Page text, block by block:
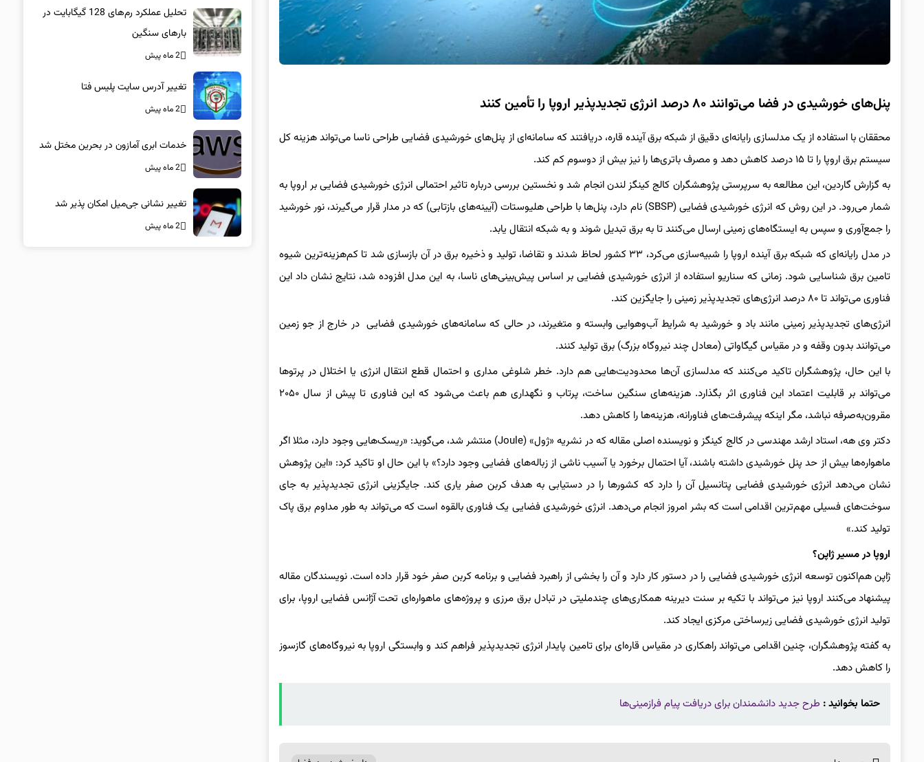
پنل‌های خورشیدی در فضا می‌توانند ۸۰ درصد انرژی تجدیدپذیر اروپا را تأمین کنند
محققان با استفاده از یک مدلسازی رایانه‌ای دقیق از شبکه برق آینده قاره، دریافتند که سامانه‌ای از پنل‌های خورشیدی فضایی طراحی‌ ناسا می‌تواند هزینه کل
سیستم برق اروپا را تا ۱۵ درصد کاهش دهد و مصرف باتری‌ها را نیز بیش از دوسوم کم کند.
‌به‌ گزارش گاردین، این مطالعه به سرپرستی پژوهشگران کالج کینگز لندن انجام شد و نخستین بررسی درباره تاثیر احتمالی انرژی خورشیدی فضایی بر اروپا به
شمار می‌رود. در این روش که انرژی خورشیدی فضایی (SBSP) نام دارد، پنل‌ها با طراحی هلیوستات (آیینه‌های بازتابی) که در مدار قرار می‌گیرند، نور خورشید
را جمع‌آوری و سپس به ایستگاه‌های زمینی ارسال می‌کنند تا به برق تبدیل شوند و به شبکه انتقال یابد.
در مدل رایانه‌ای که شبکه برق آینده اروپا را شبیه‌سازی می‌کرد، ۳۳ کشور لحاظ شدند و تقاضا، تولید و ذخیره برق در آن بازسازی شد تا کم‌هزینه‌ترین شیوه
تامین برق شناسایی شود. زمانی که سناریو استفاده از انرژی خورشیدی فضایی بر اساس پیش‌بینی‌های ناسا، به این مدل افزوده شد، نتایج نشان داد این
فناوری می‌تواند تا ۸۰ درصد انرژی‌های تجدیدپذیر زمینی را جایگزین کند.
انرژی‌های تجدیدپذیر زمینی مانند باد و خورشید به شرایط آب‌وهوایی وابسته و متغیرند، در حالی که سامانه‌های خورشیدی فضایی در خارج از جو زمین
می‌توانند بدون وقفه و در مقیاس گیگاواتی (معادل چند نیروگاه بزرگ) برق تولید کنند.
با این حال، پژوهشگران تاکید می‌کنند که مدلسازی آن‌ها محدودیت‌هایی هم دارد. خطر شلوغی مداری و احتمال قطع انتقال انرژی یا اختلال در پرتوها
می‌تواند بر قابلیت اعتماد این فناوری اثر بگذارد. هزینه‌های سنگین ساخت، پرتاب و نگهداری هم باعث می‌شود که این فناوری تا پیش از سال ۲۰۵۰
مقرون‌به‌صرفه نباشد، مگر اینکه پیشرفت‌های فناورانه، هزینه‌ها را کاهش دهد.
دکتر وی هه، استاد ارشد مهندسی در کالج کینگز و نویسنده‌ اصلی مقاله که در نشریه «ژول»‌ (‌Joule‌) منتشر شد، می‌گوید: «ریسک‌هایی وجود دارد، مثلا اگر
ماهواره‌ها بیش از حد پنل خورشیدی داشته باشند، آیا احتمال برخورد یا آسیب ناشی از زباله‌های فضایی وجود دارد؟» با این حال او تاکید کرد: «این پژوهش
نشان می‌دهد انرژی خورشیدی فضایی پتانسیل آن را دارد که کشورها را در دستیابی به هدف کربن صفر یاری کند. جایگزینی انرژی تجدیدپذیر به جای
سوخت‌های فسیلی مهم‌ترین اقدامی است که بشر امروز انجام می‌دهد. انرژی خورشیدی فضایی یک فناوری بالقوه است که می‌تواند به طور مداوم برق پاک
تولید کند.»
اروپا در مسیر ژاپن؟
ژاپن هم‌اکنون توسعه انرژی خورشیدی فضایی را در دستور کار دارد و آن را بخشی از راهبرد فضایی و برنامه کربن صفر خود قرار داده است. نویسندگان مقاله
پیشنهاد می‌کنند اروپا نیز می‌تواند با تکیه بر سنت دیرینه همکاری‌های چندملیتی در تبادل برق مرزی و پروژه‌های ماهواره‌ای تحت آژانس فضایی اروپا، برای
تولید انرژی خورشیدی فضایی زیرساختی مرکزی ایجاد کند.
به گفته پژوهشگران، چنین اقدامی می‌تواند راهکاری در مقیاس قاره‌ای برای تامین پایدار انرژی تجدیدپذیر فراهم کند و وابستگی اروپا به نیروگاه‌های گازسوز
را کاهش دهد.
حتما بخوانید : طرح جدید دانشمندان برای دریافت پیام‌ فرازمینی‌ها
تحلیل عملکرد رم‌های 128 گیگابایت در
بارهای سنگین
2 ماه پیش
تغییر آدرس سایت پلیس فتا
2 ماه پیش
خدمات ابری آمازون در بحرین مختل شد
2 ماه پیش
تغییر نشانی جی‌میل امکان پذیر شد
2 ماه پیش